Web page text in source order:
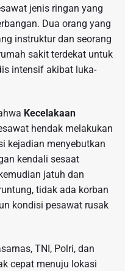
jenis ringan yang
Dua orang yang
instruktur dan seorang
sakit terdekat untuk
intensif akibat luka-
Kecelakaan
hendak melakukan
kejadian menyebutkan
kendali sesaat
jatuh dan
tidak ada korban
kondisi pesawat rusak
TNI, Polri, dan
cepat menuju lokasi